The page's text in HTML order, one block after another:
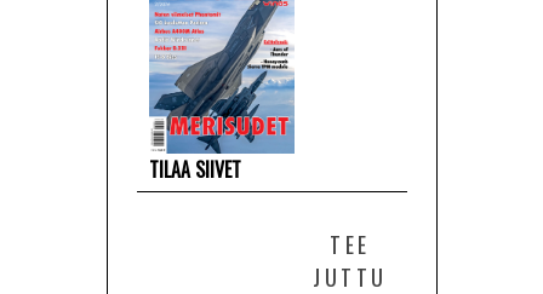
TILAA SIIVET
TEE
JUTTU